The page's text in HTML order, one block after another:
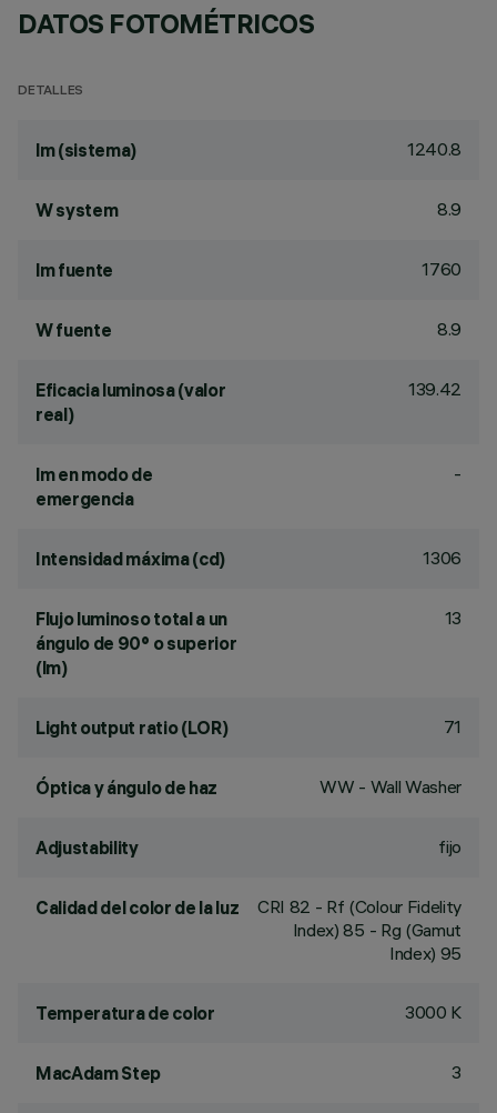
DATOS FOTOMÉTRICOS
DETALLES
lm (sistema) 1240.8
W system 8.9
lm fuente 1760
W fuente 8.9
Eficacia luminosa (valor
real)
139.42
lm en modo de
emergencia
-
Intensidad máxima (cd) 1306
Flujo luminoso total a un
ángulo de 90° o superior
(lm)
13
Light output ratio (LOR) 71
Óptica y ángulo de haz WW - Wall Washer
Adjustability fijo
Calidad del color de la luz CRI 82 - Rf (Colour Fidelity
Index) 85 - Rg (Gamut
Index) 95
Temperatura de color 3000 K
MacAdam Step 3